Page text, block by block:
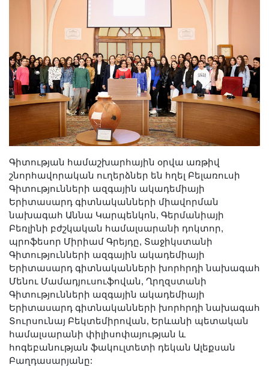
Գիտության համաշխարհային օրվա առթիվ
շնորհավորական ուղերձներ են հղել Բելառուսի
Գիտությունների ազգային ակադեմիայի
Երիտասարդ գիտնականների միավորման
նախագահ Աննա Կարպենկոն, Գերմանիայի
Բեռլինի բժշկական համալսարանի դոկտոր,
պրոֆեսոր Միրիամ Գրեյդը, Տաջիկստանի
Գիտությունների ազգային ակադեմիայի
Երիտասարդ գիտնականների խորհրդի նախագահ
Մենու Մամադյուսուֆովան, Ղրղզստանի
Գիտությունների ազգային ակադեմիայի
Երիտասարդ գիտնականների խորհրդի նախագահ
Տուրսունայ Բեկտեմիրովան, Երևանի պետական
համալսարանի փիլիսոփայության և
հոգեբանության ֆակուլտետի դեկան Ալեքսան
Բաղդասարյանը: